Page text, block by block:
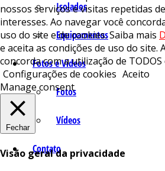
Isolados
Equipamentos
Fotos e Vídeos
Fotos
Vídeos
Contato
nossos serviços e visitas repetidas
interesses. Ao navegar você
uso do site e de cookies. Saiba mais
e aceita as condições de uso do site.
concorda com a utilização de TODOS
Configurações de cookies Aceito
Manage consent
Fechar
Visão geral da privacidade